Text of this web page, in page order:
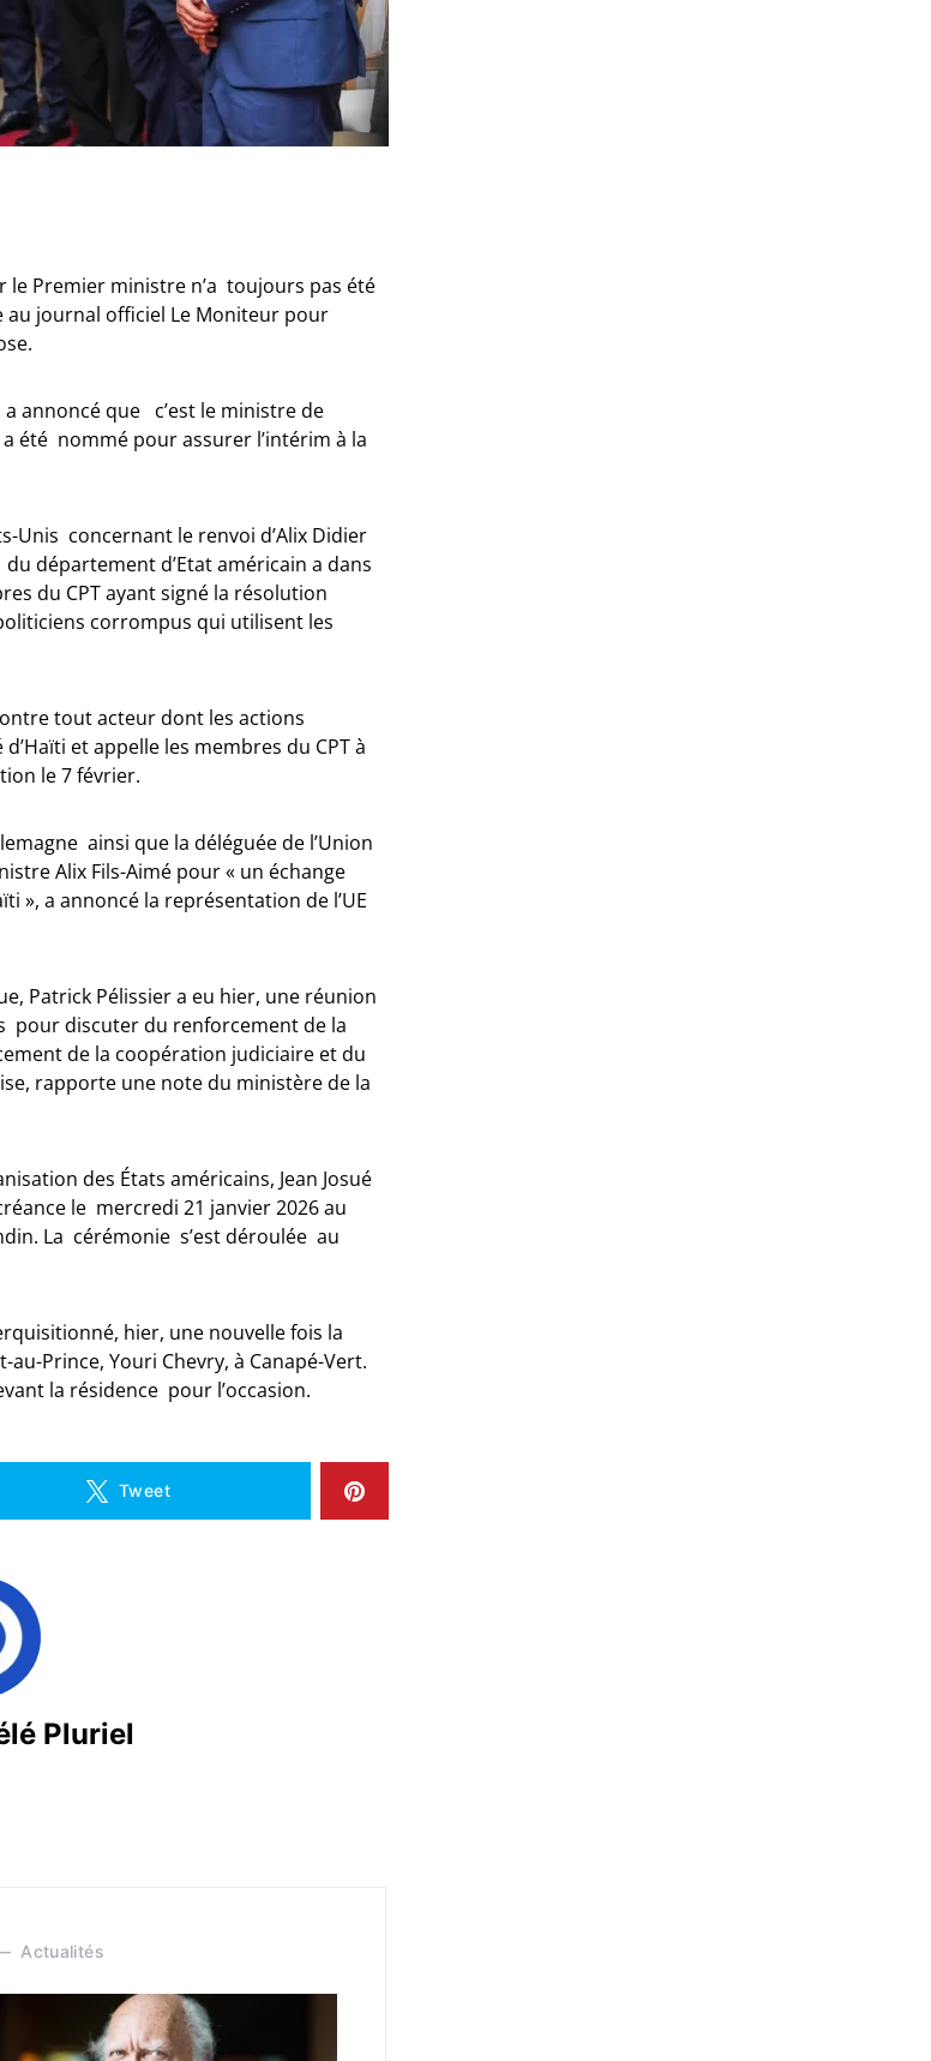
Premier ministre n’a toujours pas été
au journal officiel Le Moniteur pour
annoncé que c’est le ministre de
été nommé pour assurer l’intérim à la
Unis concernant le renvoi d’Alix Didier
département d’Etat américain a dans
du CPT ayant signé la résolution
corrompus qui utilisent les
tout acteur dont les actions
et appelle les membres du CPT à
le 7 février.
ainsi que la déléguée de l’Union
Alix Fils-Aimé pour « un échange
», a annoncé la représentation de l’UE
Patrick Pélissier a eu hier, une réunion
pour discuter du renforcement de la
de la coopération judiciaire et du
rapporte une note du ministère de la
des États américains, Jean Josué
le mercredi 21 janvier 2026 au
La cérémonie s’est déroulée au
hier, une nouvelle fois la
Prince, Youri Chevry, à Canapé-Vert.
la résidence pour l’occasion.
Tweet
Pluriel
Actualités